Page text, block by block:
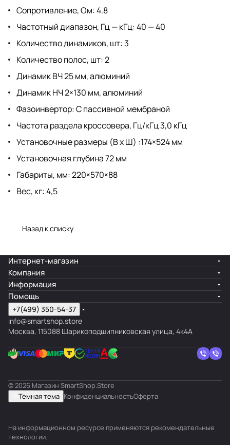
Сопротивление, Ом: 4.8
Частотный диапазон, Гц — кГц: 40 — 40
Количество динамиков, шт: 3
Количество полос, шт: 2
Динамик ВЧ 25 мм, алюминий
Динамик НЧ 2×130 мм, алюминий
Фазоинвертор: С пассивной мембраной
Частота раздела кроссовера, Гц/кГц 3,0 кГц
Установочные размеры (В х Ш) :174×524 мм
Установочная глубина 72 мм
Габариты, мм: 220×570×88
Вес, кг: 4,5
Назад к списку
Интернет-магазин
Компания
Информация
Помощь
+7(499) 350-54-37
info@smartshop.store
Москва, 115088 Шарикоподшипниковская улица, 4к4А
© 2026 Магазин SmartShop.Store
Темная тема КонфиденциальностьОферта
На информационном ресурсе применяются рекомендательные
технологии.